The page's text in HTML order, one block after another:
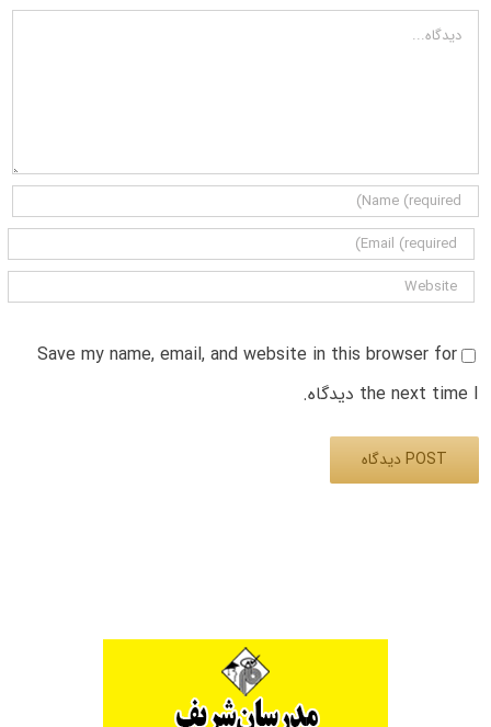
دیدگاه
Save my name, email, and website in this browser for
the next time I دیدگاه.